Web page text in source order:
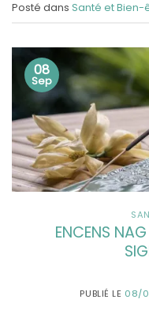
Posté dans Santé et Bien-
08
Sep
ENCENS
PUBLIÉ LE 08/